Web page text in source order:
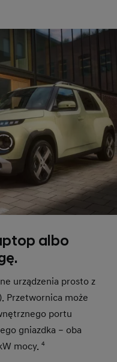
albo
urządzenia prosto z
Przetwornica może
portu
gniazdka – oba
mocy. 4